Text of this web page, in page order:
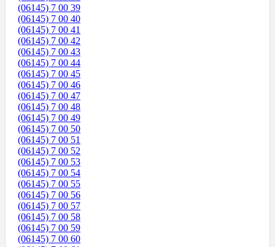
(06145) 7 00 39
(06145) 7 00 40
(06145) 7 00 41
(06145) 7 00 42
(06145) 7 00 43
(06145) 7 00 44
(06145) 7 00 45
(06145) 7 00 46
(06145) 7 00 47
(06145) 7 00 48
(06145) 7 00 49
(06145) 7 00 50
(06145) 7 00 51
(06145) 7 00 52
(06145) 7 00 53
(06145) 7 00 54
(06145) 7 00 55
(06145) 7 00 56
(06145) 7 00 57
(06145) 7 00 58
(06145) 7 00 59
(06145) 7 00 60